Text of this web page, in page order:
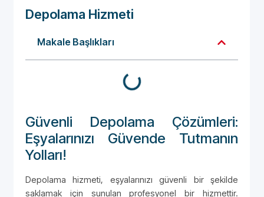
Depolama Hizmeti
Makale Başlıkları
Güvenli Depolama Çözümleri:
Eşyalarınızı Güvende Tutmanın
Yolları!
Depolama hizmeti, eşyalarınızı güvenli bir şekilde
saklamak için sunulan profesyonel bir hizmettir.